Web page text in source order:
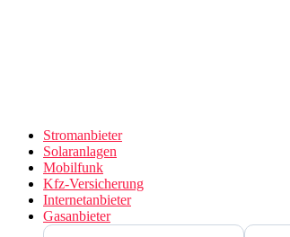
Stromanbieter
Solaranlagen
Mobilfunk
Kfz-Versicherung
Internetanbieter
Gasanbieter